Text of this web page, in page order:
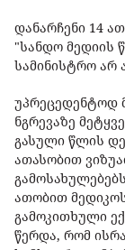
დანარჩენი 14
"სანდო მედიის
სამინისტრო არ
უპრეცედენტოდ
ნგრევაზე
გასული წლის
ათასობით
ათობით
გამოკითხული
წერდა, რომ